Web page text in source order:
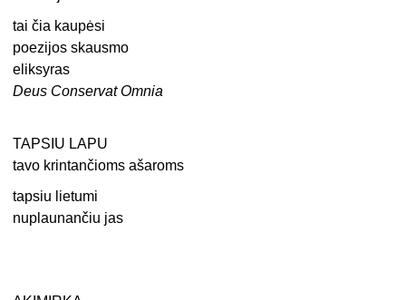
tai čia kaupėsi
poezijos skausmo
eliksyras
Deus Conservat Omnia
TAPSIU LAPU
tavo krintančioms ašaroms
tapsiu lietumi
nuplaunančiu jas